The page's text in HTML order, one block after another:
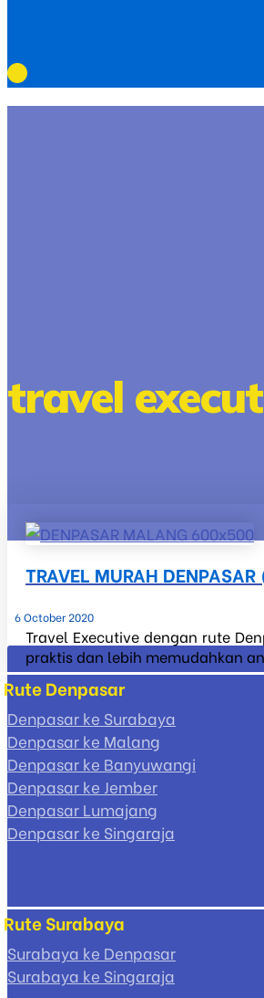
travel
TRAVEL MURAH
6 October 2020
Travel Executive dengan rute
praktis dan lebih memudahkan
Rute Denpasar
Denpasar ke Surabaya
Denpasar ke Malang
Denpasar ke Banyuwangi
Denpasar ke Jember
Denpasar Lumajang
Denpasar ke Singaraja
Rute Surabaya
Surabaya ke Denpasar
Surabaya ke Singaraja